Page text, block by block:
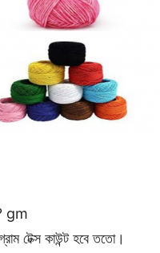
gm
টেক্স কাউন্ট হবে ততো।